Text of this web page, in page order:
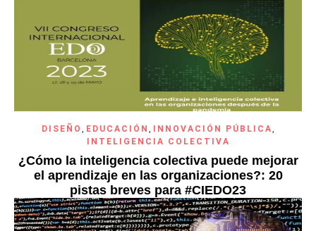
DISEÑO , EDUCACIÓN , INNOVACIÓN PÚBLICA,
INTELIGENCIA COLECTIVA
¿Cómo la inteligencia colectiva puede mejorar
el aprendizaje en las organizaciones?: 20
pistas breves para #CIEDO23